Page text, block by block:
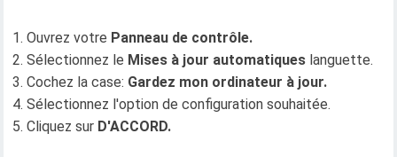
1. Ouvrez votre Panneau de contrôle.
2. Sélectionnez le Mises à jour automatiques languette.
3. Cochez la case: Gardez mon ordinateur à jour.
4. Sélectionnez l'option de configuration souhaitée.
5. Cliquez sur D'ACCORD.